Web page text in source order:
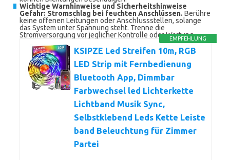
Wichtige Warnhinweise und Sicherheitshinweise
Gefahr: Stromschlag bei feuchten Anschlüssen. Berühre
keine offenen Leitungen oder Anschlussstellen, solange
das System unter Spannung steht. Trenne die
Stromversorgung vor jeglicher Kontrolle oder Wartung.
EMPFEHLUNG
KSIPZE Led Streifen 10m, RGB
LED Strip mit Fernbedienung
Bluetooth App, Dimmbar
Farbwechsel led Lichterkette
Lichtband Musik Sync,
Selbstklebend Leds Kette Leiste
band Beleuchtung für Zimmer
Partei